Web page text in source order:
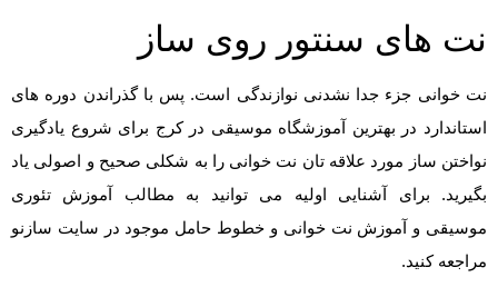
نت های سنتور روی ساز
نت خوانی جزء جدا نشدنی نوازندگی است. پس با گذراندن دوره های
استاندارد در بهترین آموزشگاه موسیقی در کرج برای شروع یادگیری
نواختن ساز مورد علاقه تان نت خوانی را به شکلی صحیح و اصولی یاد
بگیرید. برای آشنایی اولیه می توانید به مطالب آموزش تئوری
موسیقی و آموزش نت خوانی و خطوط حامل موجود در سایت سازنو
مراجعه کنید.